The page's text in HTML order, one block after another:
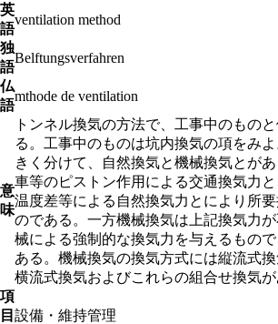
英
語
ventilation method
独
語
Belftungsverfahren
仏
語
mthode de ventilation
意
味
トンネル換気の方法で、工事中のもの
る。工事中のものは坑内換気の項をみ
きく分けて、自然換気と機械換気とが
車等のピストン作用による交通換気力と
温度差等による自然換気力とにより所
のである。一方機械換気は上記換気力
械による強制的な換気力を与えるもの
ある。機械換気の換気方式には縦流式換
横流式換気およびこれらの組合せ換気が
項
目 設備・維持管理